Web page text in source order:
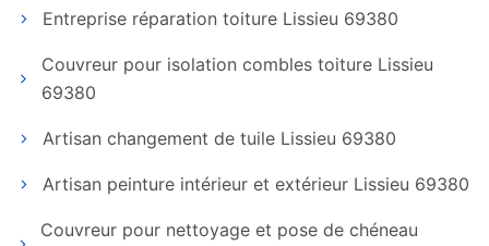
Entreprise réparation toiture Lissieu 69380
Couvreur pour isolation combles toiture Lissieu
69380
Artisan changement de tuile Lissieu 69380
Artisan peinture intérieur et extérieur Lissieu 69380
Couvreur pour nettoyage et pose de chéneau